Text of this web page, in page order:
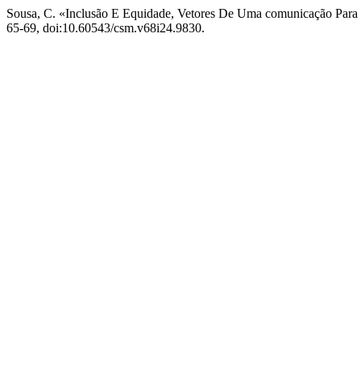
Sousa, C. «Inclusão E Equidade, Vetores De Uma comunicação
65-69, doi:10.60543/csm.v68i24.9830.